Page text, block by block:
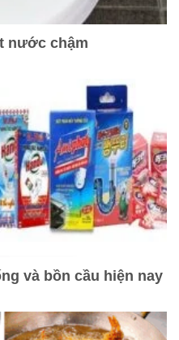
nước chậm
và bồn cầu hiện nay